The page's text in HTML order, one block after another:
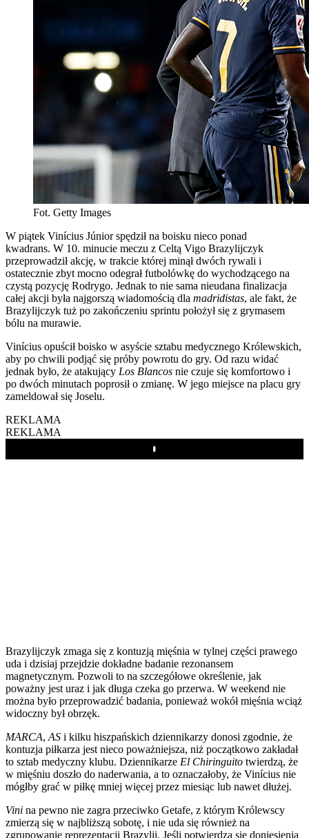
Fot. Getty Images
W piątek Vinícius Júnior spędził na boisku nieco ponad
kwadrans. W 10. minucie meczu z Celtą Vigo Brazylijczyk
przeprowadził akcję, w trakcie której minął dwóch rywali i
ostatecznie zbyt mocno odegrał futbolówkę do wychodzącego na
czystą pozycję Rodrygo. Jednak to nie sama nieudana finalizacja
całej akcji była najgorszą wiadomością dla madridistas, ale fakt, że
Brazylijczyk tuż po zakończeniu sprintu położył się z grymasem
bólu na murawie.
Vinícius opuścił boisko w asyście sztabu medycznego Królewskich,
aby po chwili podjąć się próby powrotu do gry. Od razu widać
jednak było, że atakujący Los Blancos nie czuje się komfortowo i
po dwóch minutach poprosił o zmianę. W jego miejsce na placu gry
zameldował się Joselu.
REKLAMA
REKLAMA
Play
Brazylijczyk zmaga się z kontuzją mięśnia w tylnej części prawego
uda i dzisiaj przejdzie dokładne badanie rezonansem
magnetycznym. Pozwoli to na szczegółowe określenie, jak
poważny jest uraz i jak długa czeka go przerwa. W weekend nie
można było przeprowadzić badania, ponieważ wokół mięśnia wciąż
widoczny był obrzęk.
MARCA, AS i kilku hiszpańskich dziennikarzy donosi zgodnie, że
kontuzja piłkarza jest nieco poważniejsza, niż początkowo zakładał
to sztab medyczny klubu. Dziennikarze El Chiringuito twierdzą, że
w mięśniu doszło do naderwania, a to oznaczałoby, że Vinícius nie
mógłby grać w piłkę mniej więcej przez miesiąc lub nawet dłużej.
Vini na pewno nie zagra przeciwko Getafe, z którym Królewscy
zmierzą się w najbliższą sobotę, i nie uda się również na
zgrupowanie reprezentacji Brazylii. Jeśli potwierdzą się doniesienia